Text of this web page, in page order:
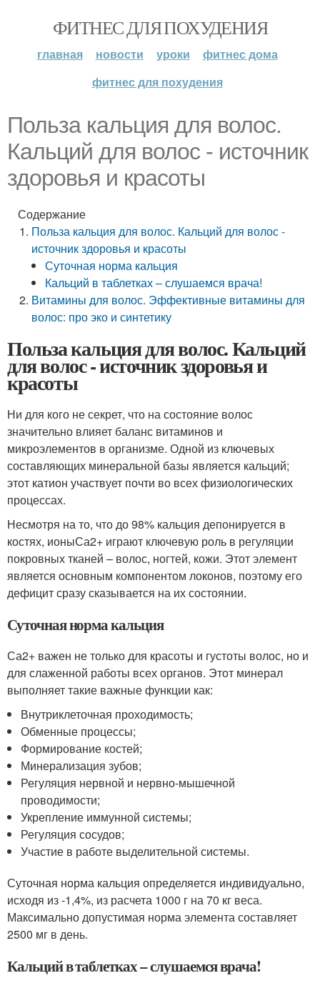
ФИТНЕС ДЛЯ ПОХУДЕНИЯ
главная новости уроки
фитнес дома
фитнес для похудения
Польза кальция для волос.
Кальций для волос - источник
здоровья и красоты
Содержание
Польза кальция для волос. Кальций для волос -
источник здоровья и красоты
Суточная норма кальция
Кальций в таблетках – слушаемся врача!
Витамины для волос. Эффективные витамины для
волос: про эко и синтетику
Польза кальция для волос. Кальций
для волос - источник здоровья и
красоты
Ни для кого не секрет, что на состояние волос
значительно влияет баланс витаминов и
микроэлементов в организме. Одной из ключевых
составляющих минеральной базы является кальций;
этот катион участвует почти во всех физиологических
процессах.
Несмотря на то, что до 98% кальция депонируется в
костях, ионыСа2+ играют ключевую роль в регуляции
покровных тканей – волос, ногтей, кожи. Этот элемент
является основным компонентом локонов, поэтому его
дефицит сразу сказывается на их состоянии.
Суточная норма кальция
Са2+ важен не только для красоты и густоты волос, но и
для слаженной работы всех органов. Этот минерал
выполняет такие важные функции как:
Внутриклеточная проходимость;
Обменные процессы;
Формирование костей;
Минерализация зубов;
Регуляция нервной и нервно-мышечной
проводимости;
Укрепление иммунной системы;
Регуляция сосудов;
Участие в работе выделительной системы.
Суточная норма кальция определяется индивидуально,
исходя из -1,4%, из расчета 1000 г на 70 кг веса.
Максимально допустимая норма элемента составляет
2500 мг в день.
Кальций в таблетках – слушаемся врача!